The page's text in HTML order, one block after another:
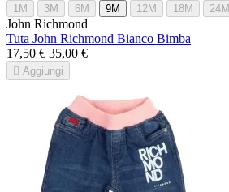
1M 3M 6M 9M 12M 18M 24M
John Richmond
Tuta John Richmond Bianco Bimba
17,50 € 35,00 €
 Aggiungi